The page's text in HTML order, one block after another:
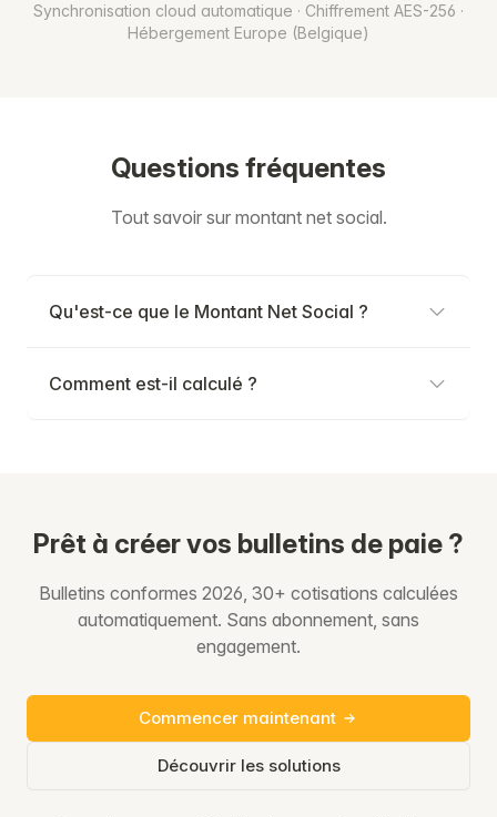
Synchronisation cloud automatique · Chiffrement AES-256 ·
Hébergement Europe (Belgique)
Questions fréquentes
Tout savoir sur montant net social.
Qu'est-ce que le Montant Net Social ?
Comment est-il calculé ?
Prêt à créer vos bulletins de paie ?
Bulletins conformes 2026, 30+ cotisations calculées
automatiquement. Sans abonnement, sans
engagement.
Commencer maintenant
Découvrir les solutions